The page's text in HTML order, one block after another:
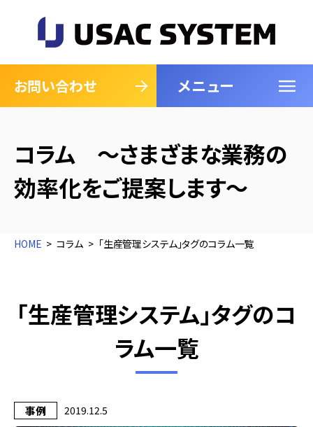
お問い合わせ メニュー
閉じる
コラム ～さまざまな業務の
効率化をご提案します～
HOME コラム 「生産管理システム」タグのコラム一覧
「生産管理システム」タグのコ
ラム一覧
事例 2019.12.5